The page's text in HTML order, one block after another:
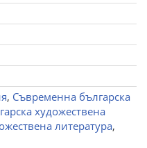
, Съвременна българска
художествена
литература,